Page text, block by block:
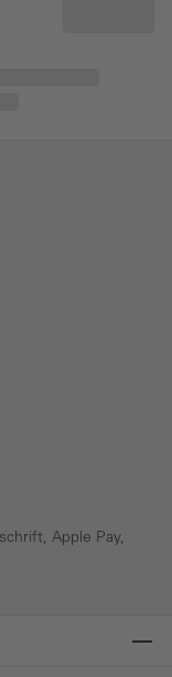
Apple Pay,